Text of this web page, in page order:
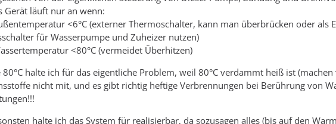
Gerät läuft nur an wenn:
<6°C (externer Thermoschalter, kann man überbrücken oder als
für Wasserpumpe und Zuheizer nutzen)
<80°C (vermeidet Überhitzen)
80°C halte ich für das eigentliche Problem, weil 80°C verdammt heiß ist (machen
nicht mit, und es gibt richtig heftige Verbrennungen bei Berührung von
halte ich das System für realisierbar, da sozusagen alles (bis auf den